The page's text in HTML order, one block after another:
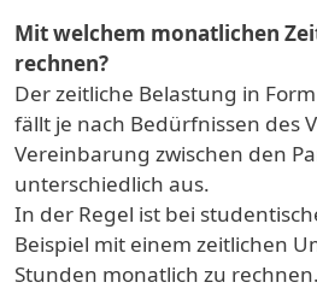
Mit welchem monatlichen
rechnen?
Der zeitliche Belastung in
fällt je nach Bedürfnissen des
Vereinbarung zwischen den
unterschiedlich aus.
In der Regel ist bei
Beispiel mit einem zeitlichen
Stunden monatlich zu rechnen.